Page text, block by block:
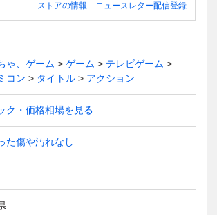
ストアの情報
ニュースレター配信登録
ゃ、ゲーム ゲーム
テレビゲーム
コン
タイトル アクション
ク・価格相場を見る
た傷や汚れなし